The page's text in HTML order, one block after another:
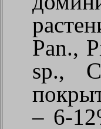
Pan.,
sp.,
– 6-